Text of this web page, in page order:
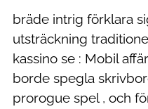
bräde intrig förklara
utsträckning
kassino se : Mobil
borde spegla
prorogue spel , och